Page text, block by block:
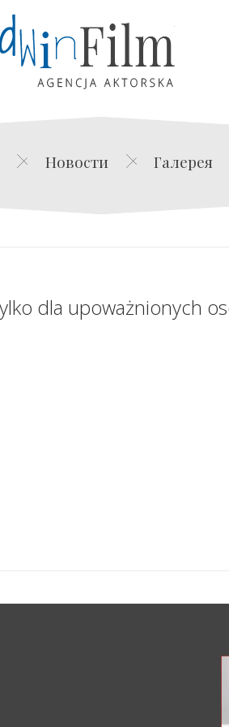
Edwin
Новости Галерея
dla upoważnionych